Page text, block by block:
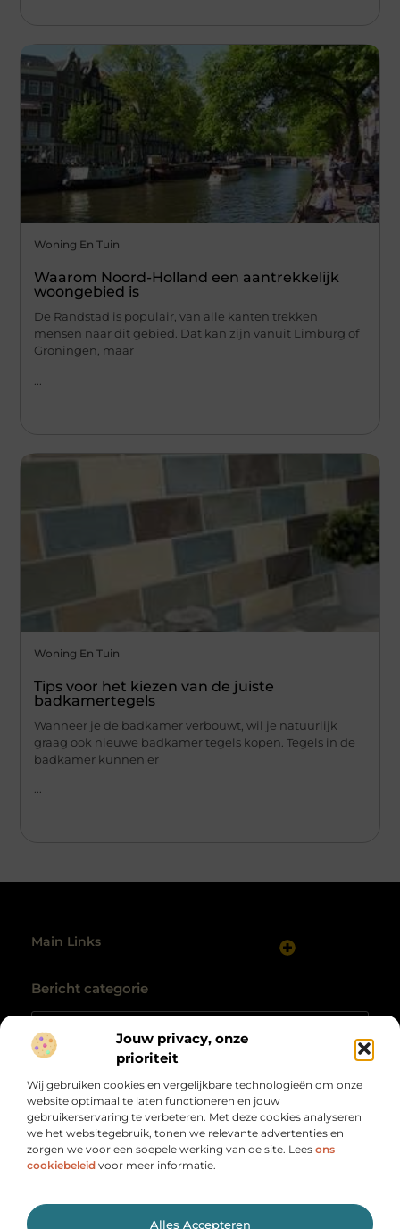
Jouw privacy, onze
prioriteit
Wij gebruiken cookies en vergelijkbare technologieën om onze
website optimaal te laten functioneren en jouw
gebruikerservaring te verbeteren. Met deze cookies analyseren
we het websitegebruik, tonen we relevante advertenties en
zorgen we voor een soepele werking van de site. Lees ons
cookiebeleid voor meer informatie.
Alles Accepteren
Woning En Tuin
Waarom Noord-Holland een aantrekkelijk
woongebied is
De Randstad is populair, van alle kanten trekken
mensen naar dit gebied. Dat kan zijn vanuit Limburg of
Groningen, maar
Woning En Tuin
Tips voor het kiezen van de juiste
badkamertegels
Wanneer je de badkamer verbouwt, wil je natuurlijk
graag ook nieuwe badkamer tegels kopen. Tegels in de
badkamer kunnen er
Main Links
Bericht categorie
Alles wat je nodig hebt, op één plek
verzameld.
@2025 All Right Reserved. Design bywww.herengracht500.nl.